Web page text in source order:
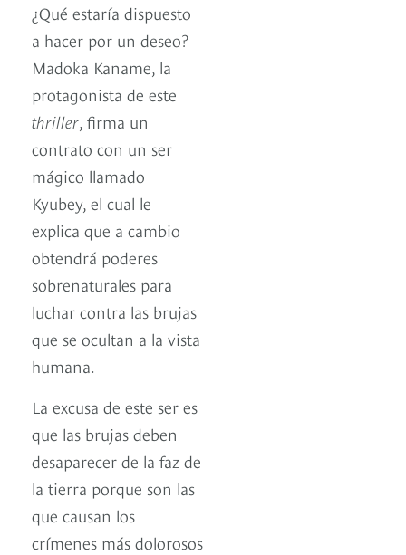
¿Qué estaría dispuesto
a hacer por un deseo?
Madoka Kaname, la
protagonista de este
thriller, firma un
contrato con un ser
mágico llamado
Kyubey, el cual le
explica que a cambio
obtendrá poderes
sobrenaturales para
luchar contra las brujas
que se ocultan a la vista
humana.
La excusa de este ser es
que las brujas deben
desaparecer de la faz de
la tierra porque son las
que causan los
crímenes más dolorosos